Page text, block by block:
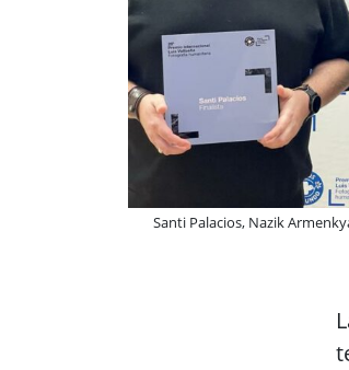
Santi Palacios, Nazik